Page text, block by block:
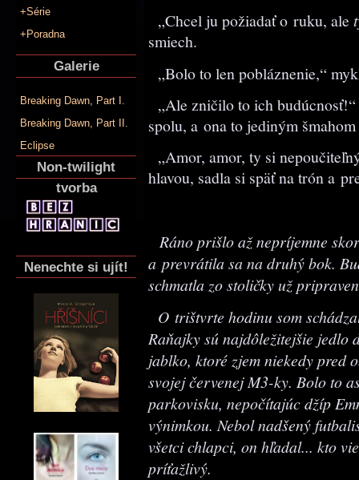
+Série
+Poradna
Galerie
Breaking Dawn, Part I.
Breaking Dawn, Part II.
Eclipse
Non-twilight
tvorba
Nenechte si ujít!
„Chcel ju požiadať o ruku, ale
smiech.
„Bolo to len pobláznenie,“
„Ale zničilo to ich
spolu, a ona to jediným
„Amor, amor, ty si
hlavou, sadla si späť na trón a
Ráno prišlo až nepríjemne
a prevrátila sa na druhý bok.
schmatla zo stoličky už
O trištvrte hodinu som
Raňajky sú najdôležitejšie jedlo
jablko, ktoré zjem niekedy pred
svojej červenej M3-ky. Bolo to
parkovisku, nepočítajúc džíp
výnimkou. Nebol nadšený
všetci chlapci, on hľadal... kto
príťažlivý.